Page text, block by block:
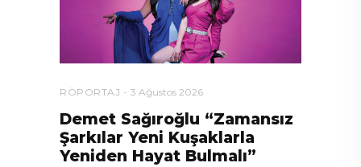
RÖPORTAJ 3 Ağustos 2026
Demet Sağıroğlu “Zamansız
Şarkılar Yeni Kuşaklarla
Yeniden Hayat Bulmalı”